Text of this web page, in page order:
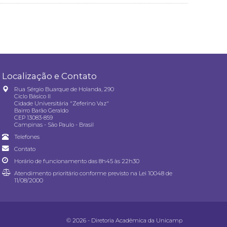
Localização e Contato
Rua Sérgio Buarque de Holanda, 290
Ciclo Básico II
Cidade Universitária "Zeferino Vaz"
Bairro Barão Geraldo
CEP 13083-859
Campinas - São Paulo - Brasil
Telefones
Contato
Horário de funcionamento das 8h45 às 22h30
Atendimento prioritário conforme previsto na Lei 10048 de
11/08/2000
© 2026 - Diretoria Acadêmica da Unicamp